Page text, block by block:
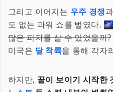
그리고 이어지는 우주 경쟁
도 없는 파워 쇼를 벌였다.
많은 피자를 살 수 있었을까?
미국은 달 착륙을 통해 각자
하지만, 끝이 보이기 시작한